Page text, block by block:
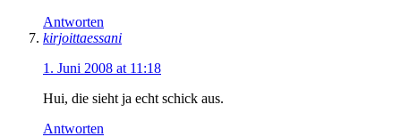
Antworten
kirjoittaessani
1. Juni 2008 at 11:18
Hui, die sieht ja echt schick aus.
Antworten